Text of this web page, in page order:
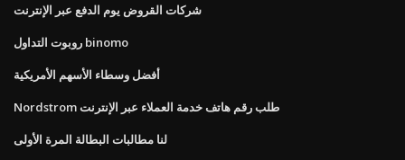
شركات القروض يوم الدفع عبر الإنترنت
روبوت التداول binomo
أفضل وسطاء الأسهم الأمريكية
Nordstrom طلب رقم هاتف خدمة العملاء عبر الإنترنت
لنا مطالبات البطالة المرة الأولى